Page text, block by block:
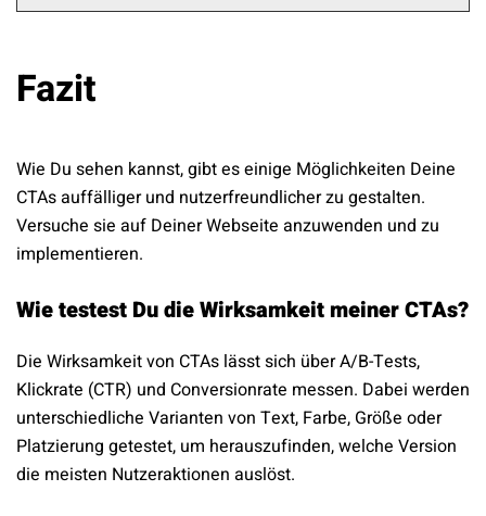
Fazit
Wie Du sehen kannst, gibt es einige Möglichkeiten Deine
CTAs auffälliger und nutzerfreundlicher zu gestalten.
Versuche sie auf Deiner Webseite anzuwenden und zu
implementieren.
Wie testest Du die Wirksamkeit meiner CTAs?
Die Wirksamkeit von CTAs lässt sich über A/B-Tests,
Klickrate (CTR) und Conversionrate messen. Dabei werden
unterschiedliche Varianten von Text, Farbe, Größe oder
Platzierung getestet, um herauszufinden, welche Version
die meisten Nutzeraktionen auslöst.